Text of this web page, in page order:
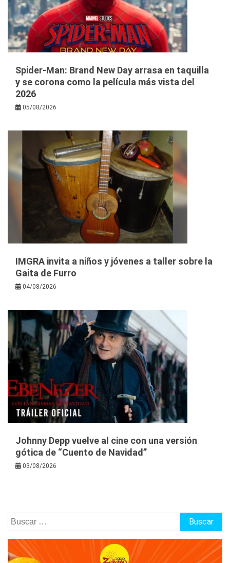
Spider-Man: Brand New Day arrasa en taquilla
y se corona como la película más vista del
2026
05/08/2026
IMGRA invita a niños y jóvenes a taller sobre la
Gaita de Furro
04/08/2026
Johnny Depp vuelve al cine con una versión
gótica de “Cuento de Navidad”
03/08/2026
Buscar: